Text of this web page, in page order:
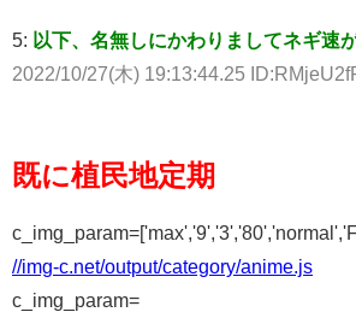
5: 以下、名無しにかわりましてネギ速
2022/10/27(木) 19:13:44.25
既に植民地定期
//img-c.net/output/category/anime.js
c_img_param=